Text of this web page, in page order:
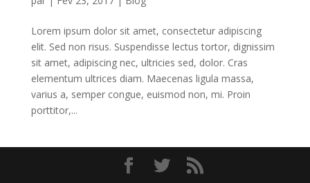
Lorem ipsum dolor sit amet, consectetur adipiscing
elit. Sed non risus. Suspendisse lectus tortor, dignissim
sit amet, adipiscing nec, ultricies sed, dolor. Cras
elementum ultrices diam. Maecenas ligula massa,
varius a, semper congue, euismod non, mi. Proin
porttitor,...